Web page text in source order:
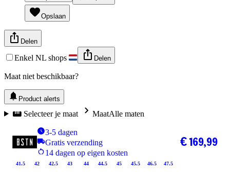
Opslaan
Delen
Enkel NL shops Delen
Maat niet beschikbaar?
Product alerts
Selecteer je maat MaatAlle maten
3-5 dagen
Gratis verzending
14 dagen op eigen kosten
41.5 42 42.5 43 44 44.5 45 45.5 46.5 47.5
€ 169,99